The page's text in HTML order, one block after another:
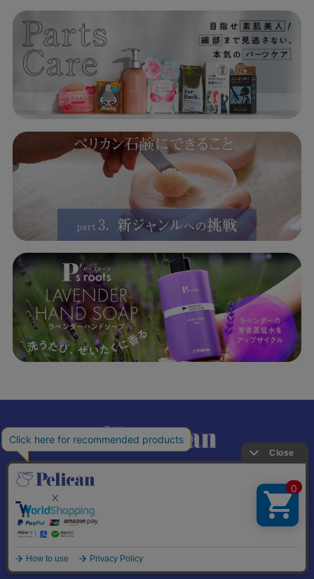
個人情報の取り扱いについて 特定商取引法に基づく表記
© Pelican Soap Co., Ltd. All Rights Reserved.